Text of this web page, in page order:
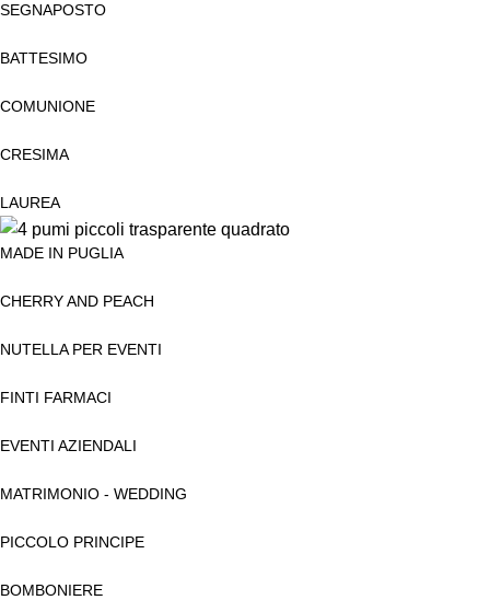
SEGNAPOSTO
BATTESIMO
COMUNIONE
CRESIMA
LAUREA
MADE IN PUGLIA
CHERRY AND PEACH
NUTELLA PER EVENTI
FINTI FARMACI
EVENTI AZIENDALI
MATRIMONIO - WEDDING
PICCOLO PRINCIPE
BOMBONIERE